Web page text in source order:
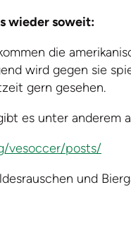
wieder soweit:
die
wird gegen sie
gern gesehen.
es unter anderem
vesoccer/posts/
und